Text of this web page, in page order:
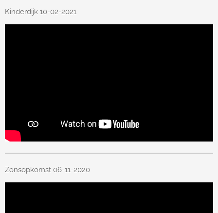
Kinderdijk 10-02-2021
Zonsopkomst 06-11-2020